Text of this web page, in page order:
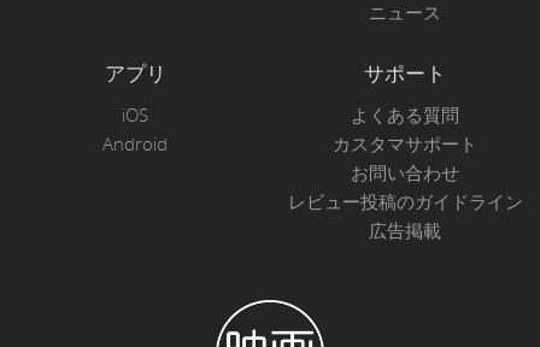
ニュース
アプリ
iOS
Android
サポート
よくある質問
カスタマサポート
お問い合わせ
レビュー投稿のガイドライン
広告掲載